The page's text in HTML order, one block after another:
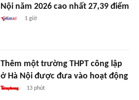
Nội năm 2026 cao nhất 27,39 điểm
1 giờ
Thêm một trường THPT công lập
ở Hà Nội được đưa vào hoạt động
13 phút